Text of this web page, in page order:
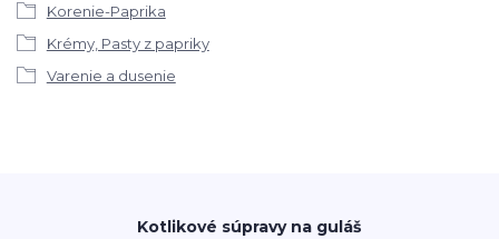
Korenie-Paprika
Krémy, Pasty z papriky
Varenie a dusenie
Kotlikové súpravy na guláš